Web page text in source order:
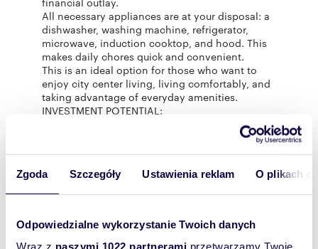
Zgoda Szczegóły Ustawienia reklam O plikach
Odpowiedzialne wykorzystanie Twoich danych
Wraz z naszymi 1022 partnerami przetwarzamy Twoje
All necessary appliances are at your disposal: a
dishwasher, washing machine, refrigerator,
microwave, induction cooktop, and hood. This
makes daily chores quick and convenient.
This is an ideal option for those who want to
enjoy city center living, living comfortably, and
taking advantage of everyday amenities.
INVESTMENT POTENTIAL:
construction, and full amenities, the apartment
is ideal for rentals. A modern building with an
tenants. The gated community with surveillance
enhances the property's security and
and new development contribute to maintaining
the apartment's value over time, making this
offer even more attractive to investors. The